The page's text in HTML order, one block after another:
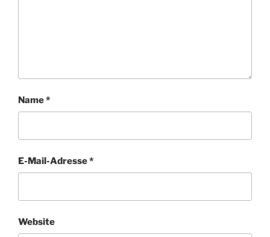
Name*
E-Mail-Adresse*
Website